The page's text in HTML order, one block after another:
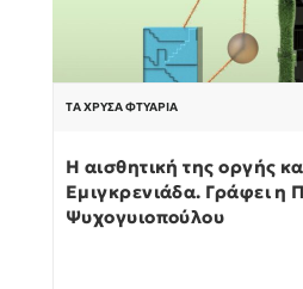
ΤΑ ΧΡΥΣΆ ΦΤΥΆΡΙΑ
Η αισθητική της οργής
Εμιγκρενιάδα. Γράφει η
Ψυχογυιοπούλου